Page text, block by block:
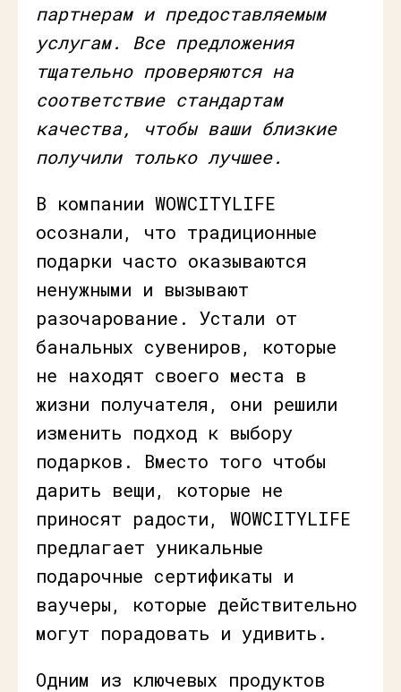
партнерам и предоставляемым
услугам. Все предложения
тщательно проверяются на
соответствие стандартам
качества, чтобы ваши близкие
получили только лучшее.
В компании WOWCITYLIFE
осознали, что традиционные
подарки часто оказываются
ненужными и вызывают
разочарование. Устали от
банальных сувениров, которые
не находят своего места в
жизни получателя, они решили
изменить подход к выбору
подарков. Вместо того чтобы
дарить вещи, которые не
приносят радости, WOWCITYLIFE
предлагает уникальные
подарочные сертификаты и
ваучеры, которые действительно
могут порадовать и удивить.
Одним из ключевых продуктов